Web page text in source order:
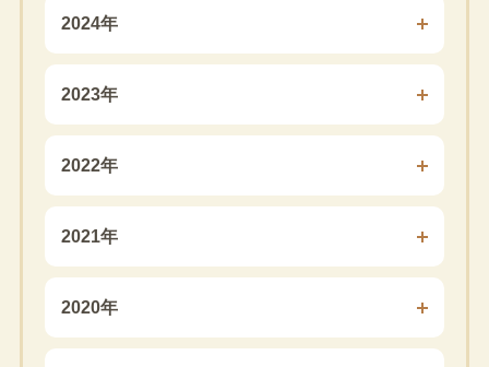
2024年
2023年
2022年
2021年
2020年